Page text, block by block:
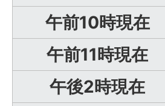
午前10時現在
午前11時現在
午後2時現在